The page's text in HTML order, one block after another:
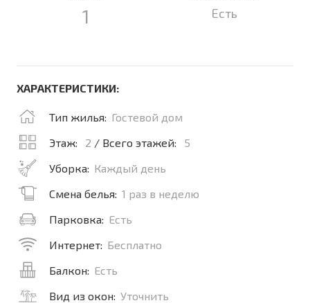
1 Есть
ХАРАКТЕРИСТИКИ:
Тип жилья: Гостевой дом
Этаж:
2 / Всего этажей:
5
Уборка: Каждый день
Смена белья: 1 раз в неделю
Парковка: Есть
Интернет: Бесплатно
Балкон: Есть
Вид из окон: Уточнить